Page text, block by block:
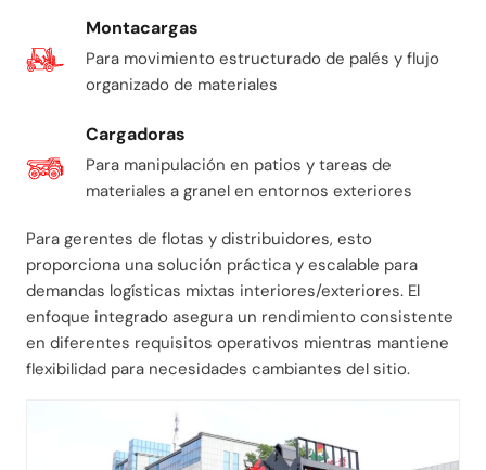
Montacargas
Para movimiento estructurado de palés y flujo
organizado de materiales
Cargadoras
Para manipulación en patios y tareas de
materiales a granel en entornos exteriores
Para gerentes de flotas y distribuidores, esto
proporciona una solución práctica y escalable para
demandas logísticas mixtas interiores/exteriores. El
enfoque integrado asegura un rendimiento consistente
en diferentes requisitos operativos mientras mantiene
flexibilidad para necesidades cambiantes del sitio.